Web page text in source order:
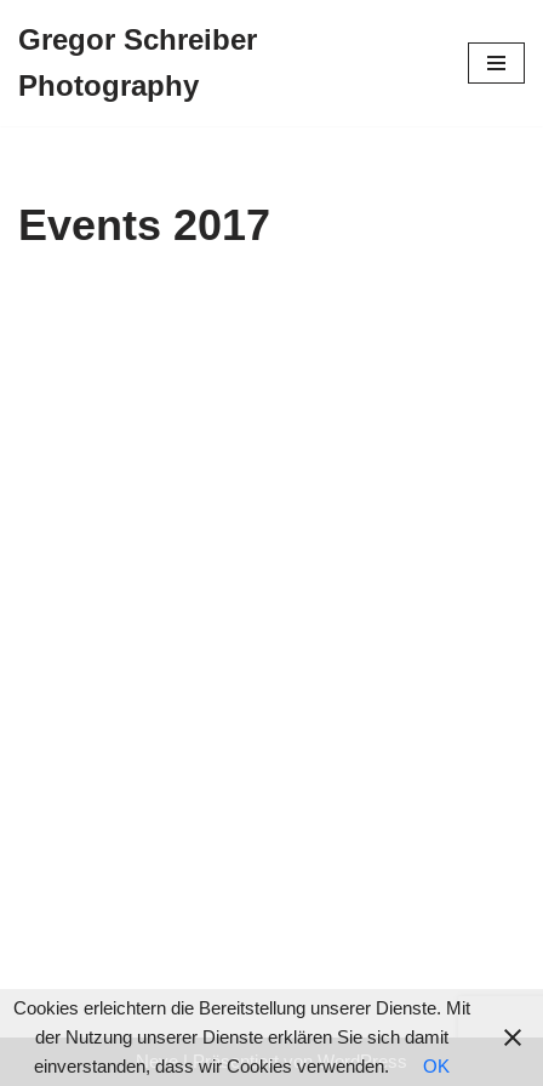
Inhalt
Gregor Schreiber
Photography
Events 2017
Neve| Präsentiert vonWordPress
Cookies erleichtern die Bereitstellung unserer Dienste. Mit
der Nutzung unserer Dienste erklären Sie sich damit
einverstanden, dass wir Cookies verwenden.
OK